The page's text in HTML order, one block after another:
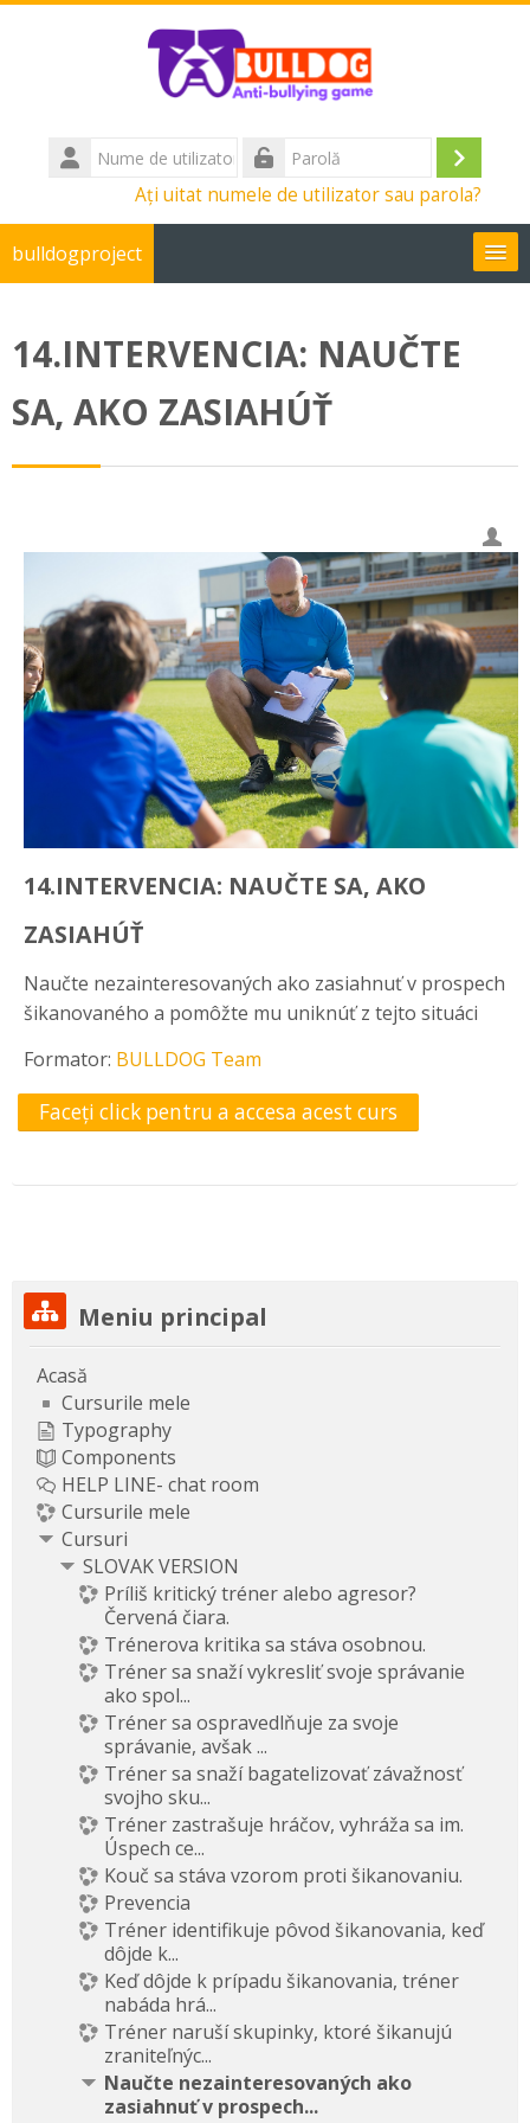
Salt la conţinutul principal
Nume
de
Ați uitat numele de utilizator sau parola?
bulldogproject
Caută
14.INTERVENCIA: NAUČTE
SA, AKO ZASIAHÚŤ
14.INTERVENCIA: NAUČTE SA, AKO
ZASIAHÚŤ
Naučte nezainteresovaných ako zasiahnuť v prospech
šikanovaného a pomôžte mu uniknúť z tejto situáci
Formator: BULLDOG Team
Faceți click pentru a accesa acest curs
Omite Meniu principal
Meniu principal
Acasă
Cursurile mele
Typography
Components
HELP LINE- chat room
Cursurile mele
Cursuri
SLOVAK VERSION
Príliš kritický tréner alebo agresor?
Červená čiara.
Trénerova kritika sa stáva osobnou.
Tréner sa snaží vykresliť svoje správanie
ako spol...
Tréner sa ospravedlňuje za svoje
správanie, avšak ...
Tréner sa snaží bagatelizovať závažnosť
svojho sku...
Tréner zastrašuje hráčov, vyhráža sa im.
Úspech ce...
Kouč sa stáva vzorom proti šikanovaniu.
Prevencia
Tréner identifikuje pôvod šikanovania, keď
dôjde k...
Keď dôjde k prípadu šikanovania, tréner
nabáda hrá...
Tréner naruší skupinky, ktoré šikanujú
zraniteľnýc...
Naučte nezainteresovaných ako
zasiahnuť v prospech...